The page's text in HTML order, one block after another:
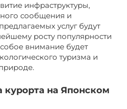
инфраструктуры,
сообщения и
услуг будут
росту популярности
внимание будет
туризма и
на Японском